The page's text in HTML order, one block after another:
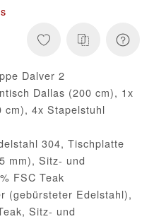
Dalver 2
Dallas (200 cm), 1x
cm), 4x Stapelstuhl
304, Tischplatte
mm), Sitz- und
FSC Teak
(gebürsteter Edelstahl),
Sitz- und